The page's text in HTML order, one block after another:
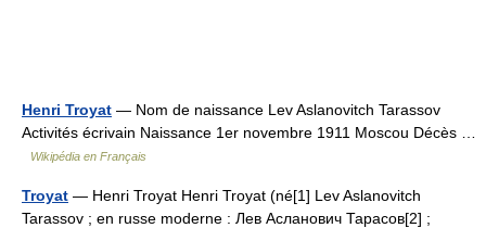
Henri Troyat — Nom de naissance Lev Aslanovitch Tarassov
Activités écrivain Naissance 1er novembre 1911 Moscou Décès …
Wikipédia en Français
Troyat — Henri Troyat Henri Troyat (né[1] Lev Aslanovitch
Tarassov ; en russe moderne : Лев Асланович Тарасов[2] ;